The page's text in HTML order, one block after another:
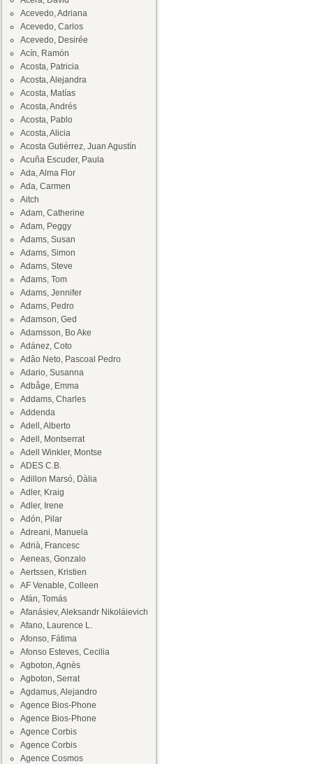
Acevedo, Adriana
Acevedo, Carlos
Acevedo, Desirée
Acín, Ramón
Acosta, Patricia
Acosta, Alejandra
Acosta, Matías
Acosta, Andrés
Acosta, Pablo
Acosta, Alicia
Acosta Gutiérrez, Juan Agustín
Acuña Escuder, Paula
Ada, Alma Flor
Ada, Carmen
Aitch
Adam, Catherine
Adam, Peggy
Adams, Susan
Adams, Simon
Adams, Steve
Adams, Tom
Adams, Jennifer
Adams, Pedro
Adamson, Ged
Adamsson, Bo Ake
Adánez, Coto
Adâo Neto, Pascoal Pedro
Adario, Susanna
Adbåge, Emma
Addams, Charles
Addenda
Adell, Alberto
Adell, Montserrat
Adell Winkler, Montse
ADES C.B.
Adillon Marsó, Dàlia
Adler, Kraig
Adler, Irene
Adón, Pilar
Adreani, Manuela
Adrià, Francesc
Aeneas, Gonzalo
Aertssen, Kristien
AF Venable, Colleen
Afán, Tomás
Afanásiev, Aleksandr Nikoláievich
Afano, Laurence L.
Afonso, Fátima
Afonso Esteves, Cecilia
Agboton, Agnès
Agboton, Serrat
Agdamus, Alejandro
Agence Bios-Phone
Agence Bios-Phone
Agence Corbis
Agence Corbis
Agence Cosmos